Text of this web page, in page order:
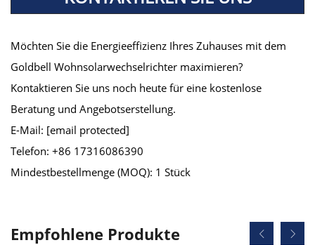
Möchten Sie die Energieeffizienz Ihres Zuhauses mit dem
Goldbell Wohnsolarwechselrichter maximieren?
Kontaktieren Sie uns noch heute für eine kostenlose
Beratung und Angebotserstellung.
E-Mail: [email protected]
Telefon: +86 17316086390
Mindestbestellmenge (MOQ): 1 Stück
Empfohlene Produkte